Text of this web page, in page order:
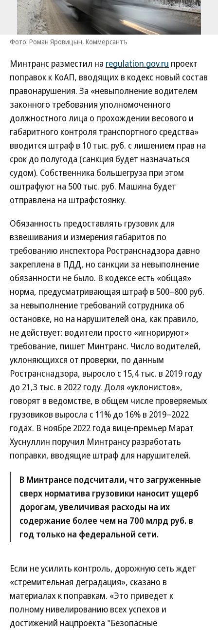
Фото: Роман Яровицын, Коммерсантъ
Минтранс разместил на regulation.gov.ru проект
поправок к КоАП, вводящих в кодекс новый состав
правонарушения. За «невыполнение водителем
законного требования уполномоченного
должностного лица о прохождении весового и
габаритного контроля транспортного средства»
вводится штраф в 10 тыс. руб. с лишением прав на
срок до полугода (санкция будет назначаться
судом). Собственника большегруза при этом
оштрафуют на 500 тыс. руб. Машина будет
отправлена на штрафстоянку.
Обязанность предоставлять грузовик для
взвешивания и измерения габаритов по
требованию инспектора Ространснадзора давно
закреплена в ПДД, но санкции за невыполнение
обязанности не было. В кодексе есть «общая»
норма, предусматривающая штраф в 500–800 руб.
за невыполнение требований сотрудника об
остановке, но на нарушителей она, как правило,
не действует: водители просто «игнорируют»
требование, пишет Минтранс. Число водителей,
уклоняющихся от проверки, по данным
Ространснадзора, выросло с 15,4 тыс. в 2019 году
до 21,3 тыс. в 2022 году. Доля «уклонистов»,
говорят в ведомстве, в общем числе проверяемых
грузовиков выросла с 11% до 16% в 2019–2022
годах. В ноябре 2022 года вице-премьер Марат
Хуснуллин поручил Минтрансу разработать
поправки, вводящие штраф для нарушителей.
В Минтрансе подсчитали, что загруженные
сверх норматива грузовики наносит ущерб
дорогам, увеличивая расходы на их
содержание более чем на 700 млрд руб. в
год только на федеральной сети.
Если не усилить контроль, дорожную сеть ждет
«стремительная деградация», сказано в
материалах к поправкам. «Это приведет к
полному нивелированию всех успехов и
достижений нацпроекта "Безопасные